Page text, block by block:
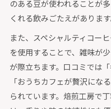
のある豆が使われることが
くれる飲みごたえがあります
また、スペシャルティコー
を使用することで、雑味が
が際立ちます。口コミでは
「おうちカフェが贅沢にな
られています。焙煎工房で